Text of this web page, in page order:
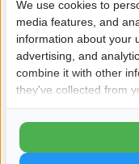
Let op:Onze
tintje toe aan je
mee dat ze
besteld kunnen
bestelling niet
begrip en
We use cookies to
media features, and
information about your
advertising, and
combine it with other
they've collected from